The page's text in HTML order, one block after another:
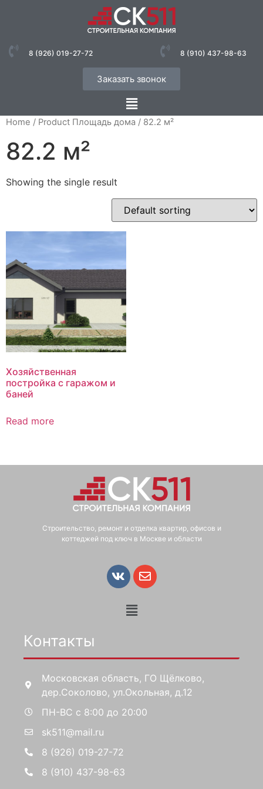
8 (926) 019-27-72 8 (910) 437-98-63
Заказать звонок
Home / Product Площадь дома / 82.2 м²
82.2 м²
Showing the single result
Хозяйственная
постройка с гаражом и
баней
Read more
Строительство, ремонт и отделка квартир, офисов и
коттеджей под ключ в Москве и области
Контакты
Московская область, ГО Щёлково,
дер.Соколово, ул.Окольная, д.12
ПН-ВС с 8:00 до 20:00
sk511@mail.ru
8 (926) 019-27-72
8 (910) 437-98-63